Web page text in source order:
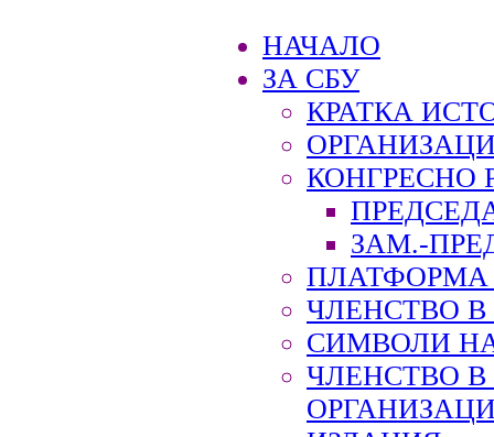
НАЧАЛО
ЗА СБУ
КРАТКА
КОНГРЕСНО
ЗАМ.-
ПЛАТФОРМА
ЧЛЕНСТВО В
СИМВОЛИ
ЧЛЕНСТВО